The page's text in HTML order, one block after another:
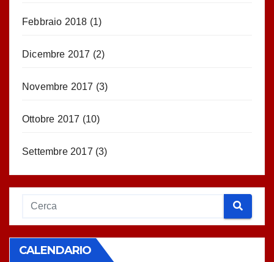
Febbraio 2018 (1)
Dicembre 2017 (2)
Novembre 2017 (3)
Ottobre 2017 (10)
Settembre 2017 (3)
CALENDARIO